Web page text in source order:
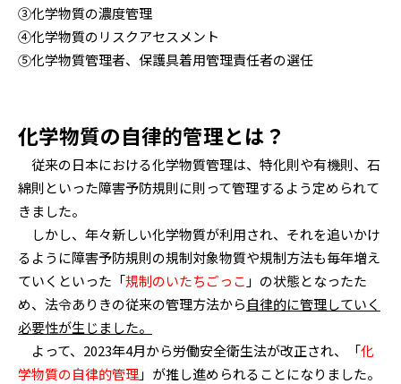
③化学物質の濃度管理
④化学物質のリスクアセスメント
⑤化学物質管理者、保護具着用管理責任者の選任
化学物質の自律的管理とは？
従来の日本における化学物質管理は、特化則や有機則、石
綿則といった障害予防規則に則って管理するよう定められて
きました。
しかし、年々新しい化学物質が利用され、それを追いかけ
るように障害予防規則の規制対象物質や規制方法も毎年増え
ていくといった「規制のいたちごっこ 」の状態となったた
め、法令ありきの従来の管理方法から自律的に管理していく
必要性が生じました。
よって、2023年4月から労働安全衛生法が改正され、「化
学物質の自律的管理」が推し進められることになりました。